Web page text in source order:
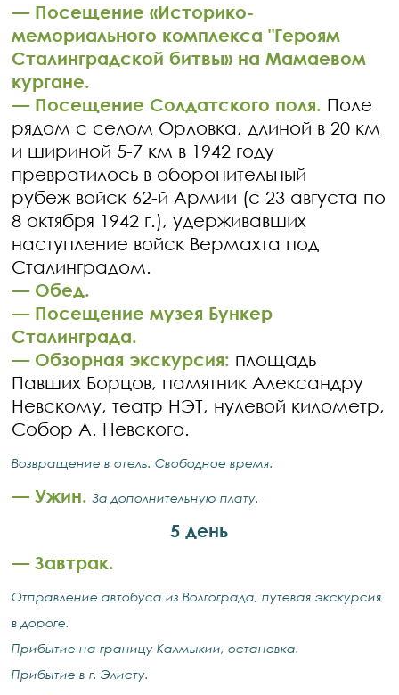
— Посещение «Историко-
мемориального комплекса "Героям
Сталинградской битвы» на Мамаевом
кургане.
— Посещение Солдатского поля. Поле
рядом с селом Орловка, длиной в 20 км
и шириной 5-7 км в 1942 году
превратилось в оборонительный
рубеж войск 62-й Армии (с 23 августа по
8 октября 1942 г.), удерживавших
наступление войск Вермахта под
Сталинградом.
— Обед.
— Посещение музея Бункер
Сталинграда.
— Обзорная экскурсия: площадь
Павших Борцов, памятник Александру
Невскому, театр НЭТ, нулевой километр,
Собор А. Невского.
Возвращение в отель. Свободное время.
— Ужин.За дополнительную плату.
5 день
— Завтрак.
Отправление автобуса из Волгограда, путевая экскурсия
в дороге.
Прибытие на границу Калмыкии, остановка.
Прибытие в г. Элисту.